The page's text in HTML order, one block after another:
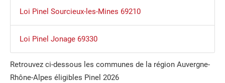
Loi Pinel Sourcieux-les-Mines 69210
Loi Pinel Jonage 69330
Retrouvez ci-dessous les communes de la région Auvergne-
Rhône-Alpes éligibles Pinel 2026